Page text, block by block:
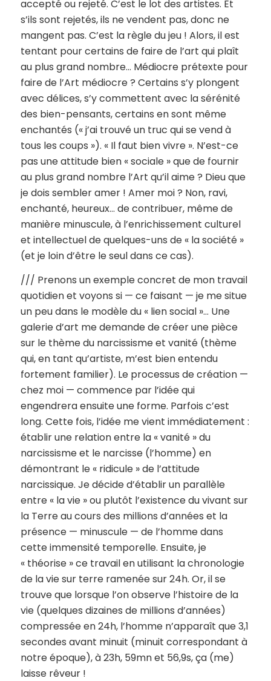
accepté ou rejeté. C’est le lot des artistes. Et
s’ils sont rejetés, ils ne vendent pas, donc ne
mangent pas. C’est la règle du jeu ! Alors, il est
tentant pour certains de faire de l’art qui plaît
au plus grand nombre… Médiocre prétexte pour
faire de l’Art médiocre ? Certains s’y plongent
avec délices, s’y commettent avec la sérénité
des bien-pensants, certains en sont même
enchantés (« j’ai trouvé un truc qui se vend à
tous les coups »). « Il faut bien vivre ». N’est-ce
pas une attitude bien « sociale » que de fournir
au plus grand nombre l’Art qu’il aime ? Dieu que
je dois sembler amer ! Amer moi ? Non, ravi,
enchanté, heureux… de contribuer, même de
manière minuscule, à l’enrichissement culturel
et intellectuel de quelques-uns de « la société »
(et je loin d’être le seul dans ce cas).
/// Prenons un exemple concret de mon travail
quotidien et voyons si — ce faisant — je me situe
un peu dans le modèle du « lien social »… Une
galerie d’art me demande de créer une pièce
sur le thème du narcissisme et vanité (thème
qui, en tant qu’artiste, m’est bien entendu
fortement familier). Le processus de création —
chez moi — commence par l’idée qui
engendrera ensuite une forme. Parfois c’est
long. Cette fois, l’idée me vient immédiatement :
établir une relation entre la « vanité » du
narcissisme et le narcisse (l’homme) en
démontrant le « ridicule » de l’attitude
narcissique. Je décide d’établir un parallèle
entre « la vie » ou plutôt l’existence du vivant sur
la Terre au cours des millions d’années et la
présence — minuscule — de l’homme dans
cette immensité temporelle. Ensuite, je
« théorise » ce travail en utilisant la chronologie
de la vie sur terre ramenée sur 24h. Or, il se
trouve que lorsque l’on observe l’histoire de la
vie (quelques dizaines de millions d’années)
compressée en 24h, l’homme n’apparaît que 3,1
secondes avant minuit (minuit correspondant à
notre époque), à 23h, 59mn et 56,9s, ça (me)
laisse rêveur !